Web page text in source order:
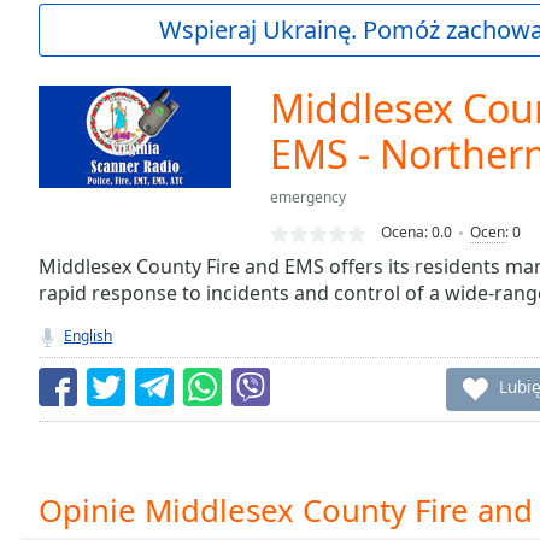
Current
Duration-:-
Stream
live,
currently
behind
Remaining
Time-
Rate
Wspieraj Ukrainę. Pomóż
Middlesex
EMS -
emergency
Ocena:0.0 Ocen:0
Middlesex County Fire and EMS offers its residents
rapid response to incidents and control of a wide-
English
Opinie Middlesex County Fire